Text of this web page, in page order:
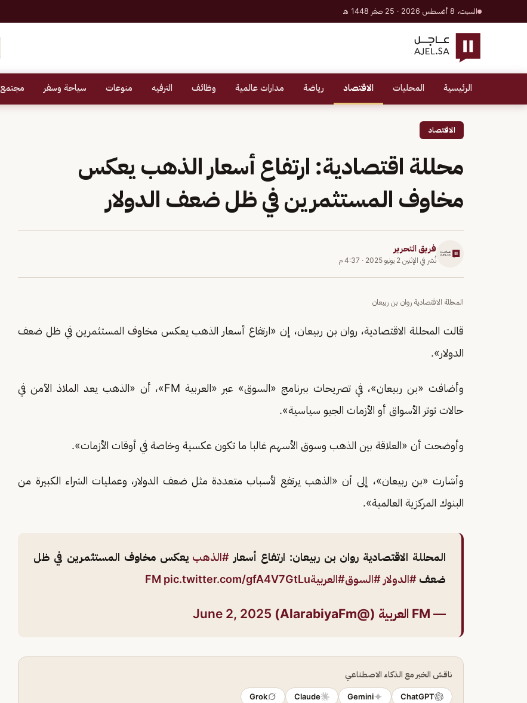
السبت، 8 أغسطس 2026 · 25 صفر 1448 هـ
الرئيسية المحليات الاقتصاد رياضة مدارات عالمية وظائف الترفيه منوعات سياحة وسفر مجتمع
الاقتصاد
محللة اقتصادية: ارتفاع أسعار الذهب يعكس
مخاوف المستثمرين في ظل ضعف الدولار
فريق التحرير
نُشر في الإثنين 2 يونيو 2025 · 4:37 م
المحللة الاقتصادية روان بن ربيعان
قالت المحللة الاقتصادية، روان بن ربيعان، إن «ارتفاع أسعار الذهب يعكس مخاوف المستثمرين في ظل ضعف
الدولار».
وأضافت «بن ربيعان»، في تصريحات ببرنامج «السوق» عبر «العربية FM»، أن «الذهب يعد الملاذ الآمن في
حالات توتر الأسواق أو الأزمات الجيو سياسية».
وأوضحت أن «العلاقة بين الذهب وسوق الأسهم غالبا ما تكون عكسية وخاصة في أوقات الأزمات».
وأشارت «بن ربيعان»، إلى أن «الذهب يرتفع لأسباب متعددة مثل ضعف الدولار، وعمليات الشراء الكبيرة من
البنوك المركزية العالمية».
المحللة الاقتصادية روان بن ربيعان: ارتفاع أسعار #الذهب يعكس مخاوف المستثمرين في ظل
ضعف #الدولار #السوق#العربيةFMpic.twitter.com/gfA4V7GtLu
— FM العربية (@AlarabiyaFm) June 2, 2025
ناقش الخبر مع الذكاء الاصطناعي
ChatGPT
Gemini
Claude
Grok